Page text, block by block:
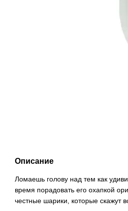
Описание
Ломаешь голову над тем как
время порадовать его охапкой
честные шарики, которые скажут